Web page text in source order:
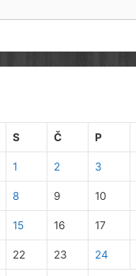
S Č P
1 2 3
8 9 10
15 16 17
22 23 24